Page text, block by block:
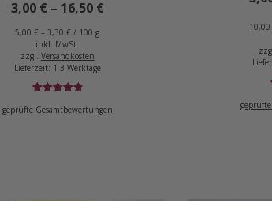
3,00 € – 16,50 €
5,00€ –3,30€ / 100 g
inkl. MwSt.
zzgl. Versandkosten
Lieferzeit: 1-3 Werktage
mit4.95
geprüfte Gesamtbewertungen
10,00